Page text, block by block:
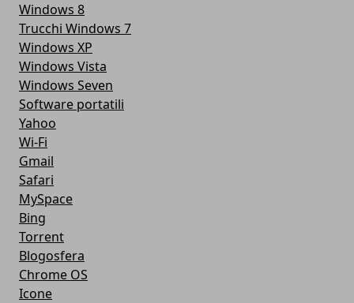
Windows 8
Trucchi Windows 7
Windows XP
Windows Vista
Windows Seven
Software portatili
Yahoo
Wi-Fi
Gmail
Safari
MySpace
Bing
Torrent
Blogosfera
Chrome OS
Icone